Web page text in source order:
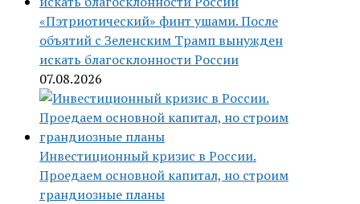
«Пэтриотический» финт ушами. После
объятий с Зеленским Трамп вынужден
искать благосклонности России
07.08.2026
Инвестиционный кризис в России.
Проедаем основной капитал, но строим
грандиозные планы